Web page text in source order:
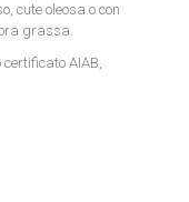
cute oleosa o con
grassa.
AIAB,